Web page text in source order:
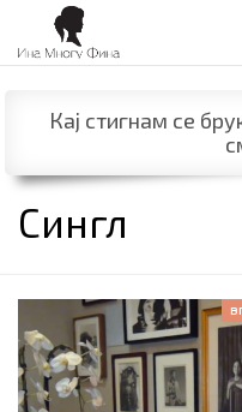
Кај стигнам се
Сингл